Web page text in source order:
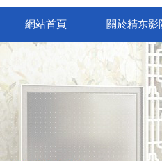
網站首頁 關於精东影